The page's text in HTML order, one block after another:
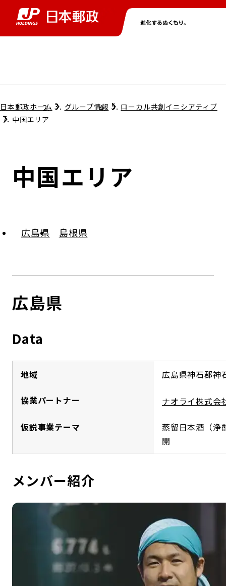
グループ情報トップ
コンプライアンス
コンダクト向上の取組み
関連事業
株主・投資家情報トップ
個人投資家のみなさまへ
財務情報・IR資料
IRカレンダー
ニューストップ
サステナビリティトップ
担当役員メッセージ
持続可能な金融のフレームワーク
社会
採用情報トップ
日本郵政ホーム グループ情報
ローカル共創イニシアティブ
中国エリア
中国エリア
広島県 島根県
広島県
Data
地域 広島県神石郡神
協業パートナー ナオライ株式会
仮説事業テーマ
蒸留日本酒（浄
開
メンバー紹介